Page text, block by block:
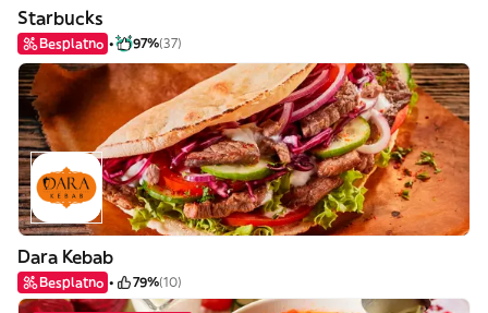
Starbucks
Besplatno 97%(37)
Dara Kebab
Besplatno 79%(10)